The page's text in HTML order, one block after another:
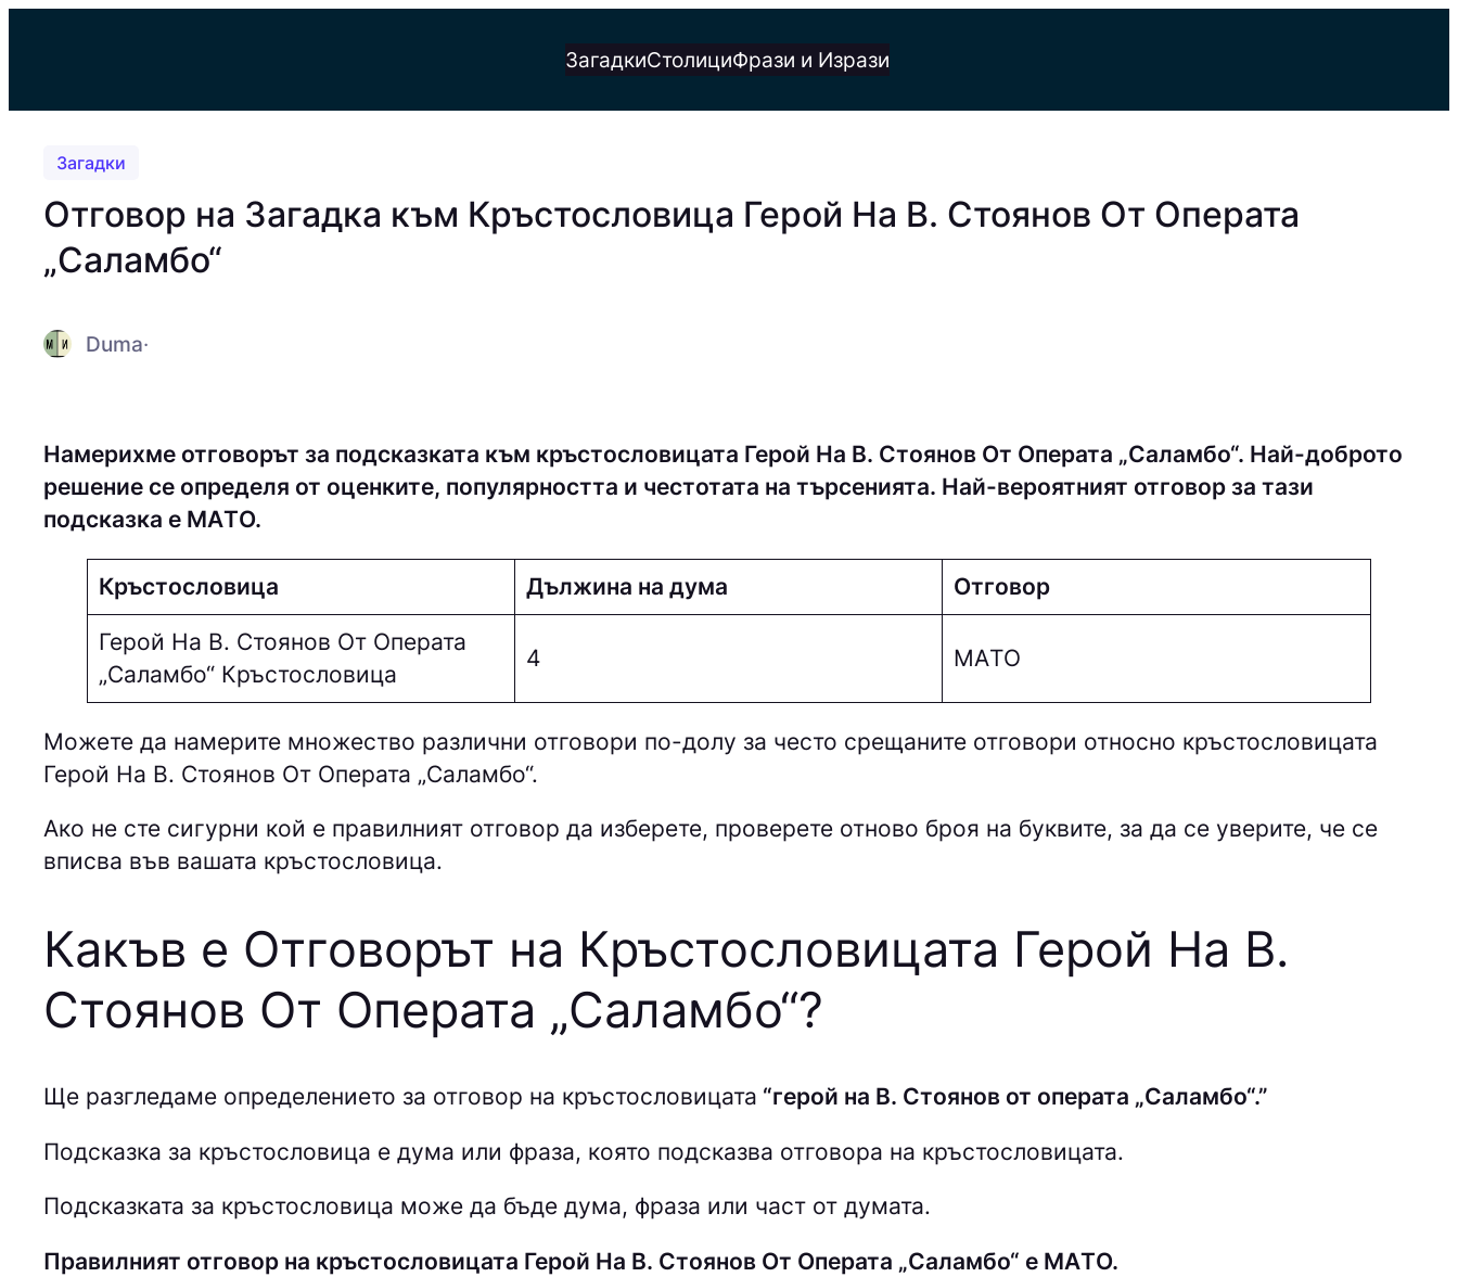
ЗагадкиСтолициФрази и Изрази
Загадки
Отговор на Загадка към Кръстословица Герой На В. Стоянов От Операта
„Саламбо“
Duma·
Намерихме отговорът за подсказката към кръстословицата Герой На В. Стоянов От Операта „Саламбо“. Най-доброто
решение се определя от оценките, популярността и честотата на търсенията. Най-вероятният отговор за тази
подсказка е МAТO.
Кръстословица Дължина на дума Отговор
Герой На В. Стоянов От Операта
„Саламбо“ Кръстословица
4 МAТO
Можете да намерите множество различни отговори по-долу за често срещаните отговори относно кръстословицата
Герой На В. Стоянов От Операта „Саламбо“.
Ако не сте сигурни кой е правилният отговор да изберете, проверете отново броя на буквите, за да се уверите, че се
вписва във вашата кръстословица.
Какъв е Отговорът на Кръстословицата Герой На В.
Стоянов От Операта „Саламбо“?
Ще разгледаме определението за отговор на кръстословицата “герой на В. Стоянов от операта „Саламбо“.”
Подсказка за кръстословица е дума или фраза, която подсказва отговора на кръстословицата.
Подсказката за кръстословица може да бъде дума, фраза или част от думата.
Правилният отговор на кръстословицата Герой На В. Стоянов От Операта „Саламбо“ е МAТO.